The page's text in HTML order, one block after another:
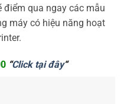
điểm qua ngay các mẫu
máy có hiệu năng hoạt
“Click tại đây“